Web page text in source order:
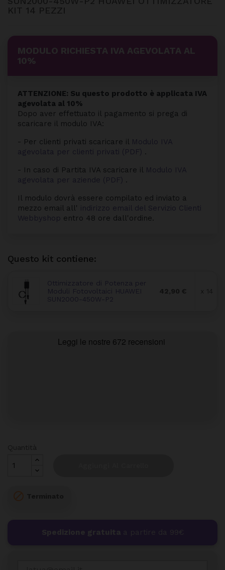
MODULO RICHIESTA IVA AGEVOLATA AL
10%
ATTENZIONE: Su questo prodotto è applicata IVA
agevolata al 10%
Dopo aver effettuato il pagamento si prega di
scaricare il modulo IVA:
- Per clienti privati scaricare il Modulo IVA
agevolata per clienti privati (PDF) .
- In caso di Partita IVA scaricare il Modulo IVA
agevolata per aziende (PDF) .
Il modulo dovrà essere compilato ed inviato a
mezzo email all' indirizzo email del Servizio Clienti
Webbyshop entro 48 ore dall'ordine.
Questo kit contiene:
Ottimizzatore di Potenza per
Moduli Fotovoltaici HUAWEI
SUN2000-450W-P2